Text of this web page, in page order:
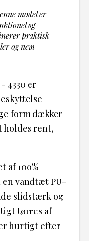
model er
og
praktisk
og nem
4330 er
form dækker
holdes rent,
af 100%
en vandtæt PU-
slidstærk og
tørres af
hurtigt efter